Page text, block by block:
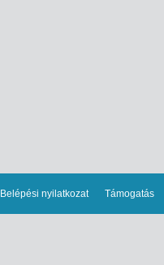
Belépési nyilatkozat Támogatás